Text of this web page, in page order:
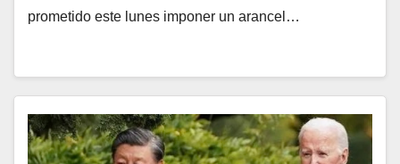
prometido este lunes imponer un arancel…